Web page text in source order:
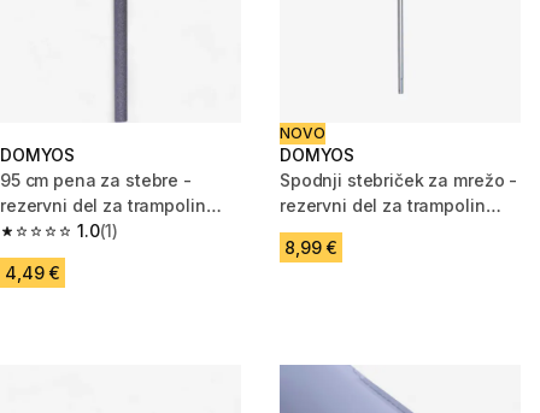
DOMYOS
95 cm pena za stebre -
rezervni del za trampolin
365/420 Essential
1.0
1.0 od 5 zvezdic from 1 ocene
(1)
4,49 €
NOVO
DOMYOS
Spodnji stebriček za mrežo -
rezervni del za trampolin
Round 240/300/360/420
8,99 €